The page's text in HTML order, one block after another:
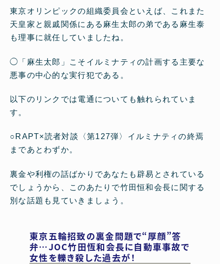
東京オリンピックの組織委員会といえば、これまた
天皇家と親戚関係にある麻生太郎の弟である麻生泰
も理事に就任していましたね。
◯ 「麻生太郎」こそイルミナティの計画する主要な
悪事の中心的な実行犯である。
以下のリンクでは電通についても触れられていま
す。
○ RAPT×読者対談〈第127弾〉イルミナティの終焉
まであとわずか。
裏金や利権の話ばかりであなたも辟易とされている
でしょうから、このあたりで竹田恒和会長に関する
別な話題も見ていきましょう。
東京五輪招致の裏金問題で“厚顔”答
弁…JOC竹田恆和会長に自動車事故で
女性を轢き殺した過去が！